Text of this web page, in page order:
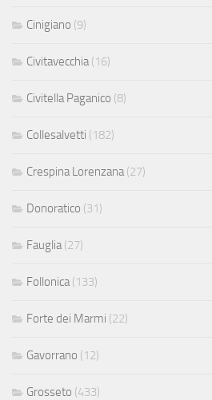
Cinigiano (9)
Civitavecchia (16)
Civitella Paganico (8)
Collesalvetti (182)
Crespina Lorenzana (27)
Donoratico (31)
Fauglia (27)
Follonica (133)
Forte dei Marmi (22)
Gavorrano (12)
Grosseto (433)